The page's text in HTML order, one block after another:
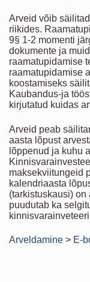
Arveid võib
riikides.
9§ 1-2 momenti
dokumente ja
raamatupidamise
raamatupidamise
koostamiseks
Kaubandus-ja
kirjutatud kuidas
Arveid peab
aasta lõpust
lõppenud ja kuhu
maksekviitungeid
kalendriaasta
(tarkistuskausi)
puudutab ka
Arveldamine > E-